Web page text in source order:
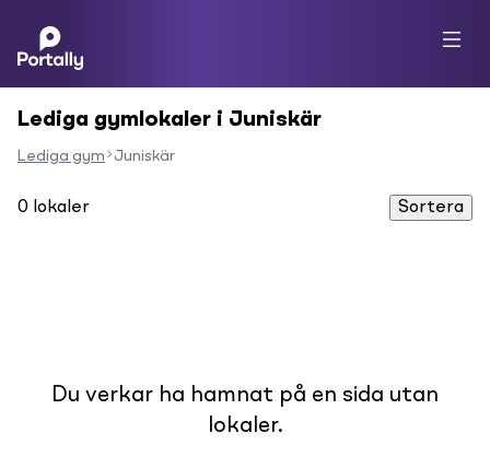
Lediga gymlokaler i Juniskär
Lediga gym Juniskär
0 lokaler Sortera
Du verkar ha hamnat på en sida utan
lokaler.